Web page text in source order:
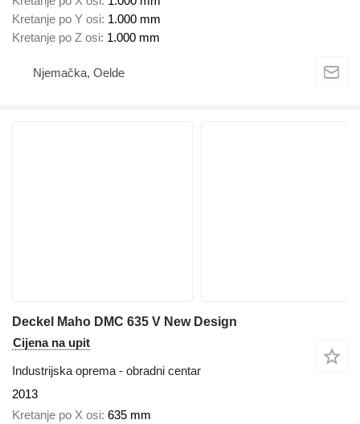
Kretanje po Y osi 1.000 mm
Kretanje po Z osi 1.000 mm
Njemačka, Oelde
Deckel Maho DMC 635 V New Design
Cijena na upit
Industrijska oprema - obradni centar
2013
Kretanje po X osi 635 mm